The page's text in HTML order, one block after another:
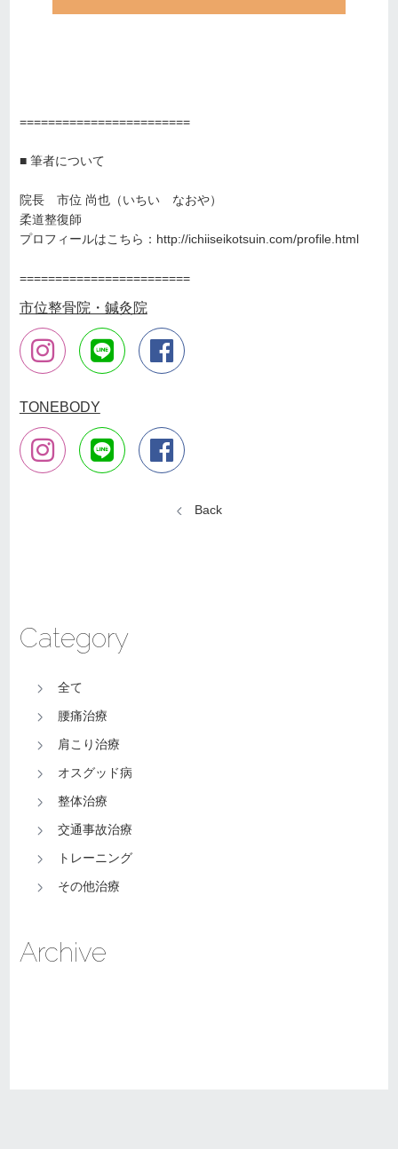
========================
■ 筆者について
院長 市位 尚也（いちい なおや）
柔道整復師
プロフィールはこちら： http://ichiiseikotsuin.com/profile.html
========================
市位整骨院・鍼灸院
TONEBODY
Back
Category
全て
腰痛治療
肩こり治療
オスグッド病
整体治療
交通事故治療
トレーニング
その他治療
Archive